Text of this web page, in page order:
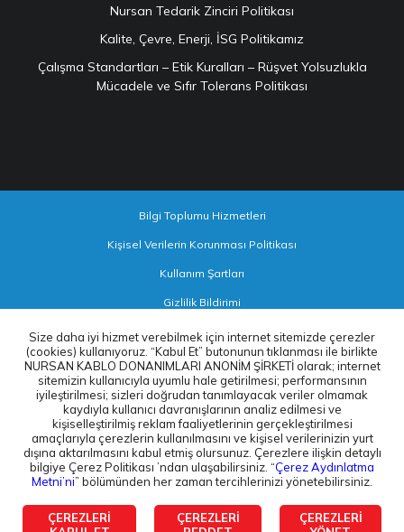
Nursan Tedarik Zinciri Politikası
Kalite, Çevre, Enerji, İSG Politikamız
Çalışma Standartları – Etik Kuralları – Rüşvet Yolsuzlukla
Mücadele ve Sıfır Tolerans Politikası
Bilgi Toplumu Hizmetleri
Kişisel Verilerin Korunması Politikası
Kullanım Şartları
Gizlilik Bildirimi
TAKİP EDİN
©2026 Nursanlar Holding
Size daha iyi hizmet verebilmek için internet sitemizde çerezler
(cookies) kullanıyoruz. “Kabul Et” butonunun tıklanması ile birlikte
NURSAN KABLO DONANIMLARI ANONİM ŞİRKETİ olarak; internet
sitemizin kullanıcıyla uyumlu hale getirilmesi; performansının
iyileştirilmesi; sizleri doğrudan tanımlayacak veriler olmamak
kaydıyla kullanıcı davranışlarının analiz edilmesi ve
kişiselleştirilmiş reklam faaliyetlerinin gerçekleştirilmesi
amaçlarıyla çerezlerin kullanılmasını ve kişisel verilerinizin yurt
dışına aktarılmasını kabul etmiş olursunuz. Çerezlere ilişkin detaylı
bilgiye Çerez Politikası ’ndan ulaşabilirsiniz. “Çerez Aydınlatma
Metni’ni” bölümünden her zaman tercihlerinizi yönetebilirsiniz.
ÇEREZLERİ
ÇEREZLERİ
ÇEREZLERİ